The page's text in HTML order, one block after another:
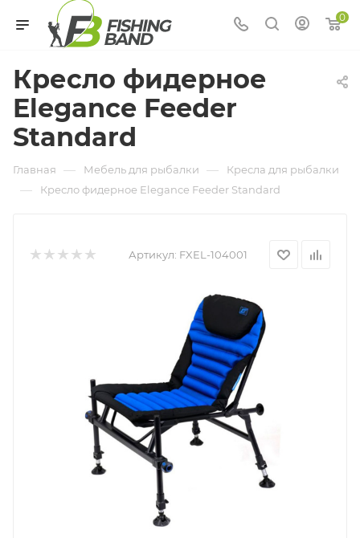
0
Кресло фидерное
Elegance Feeder
Standard
Главная — Мебель для рыбалки — Кресла для рыбалки
— Кресло фидерное Elegance Feeder Standard
Артикул: FXEL-104001